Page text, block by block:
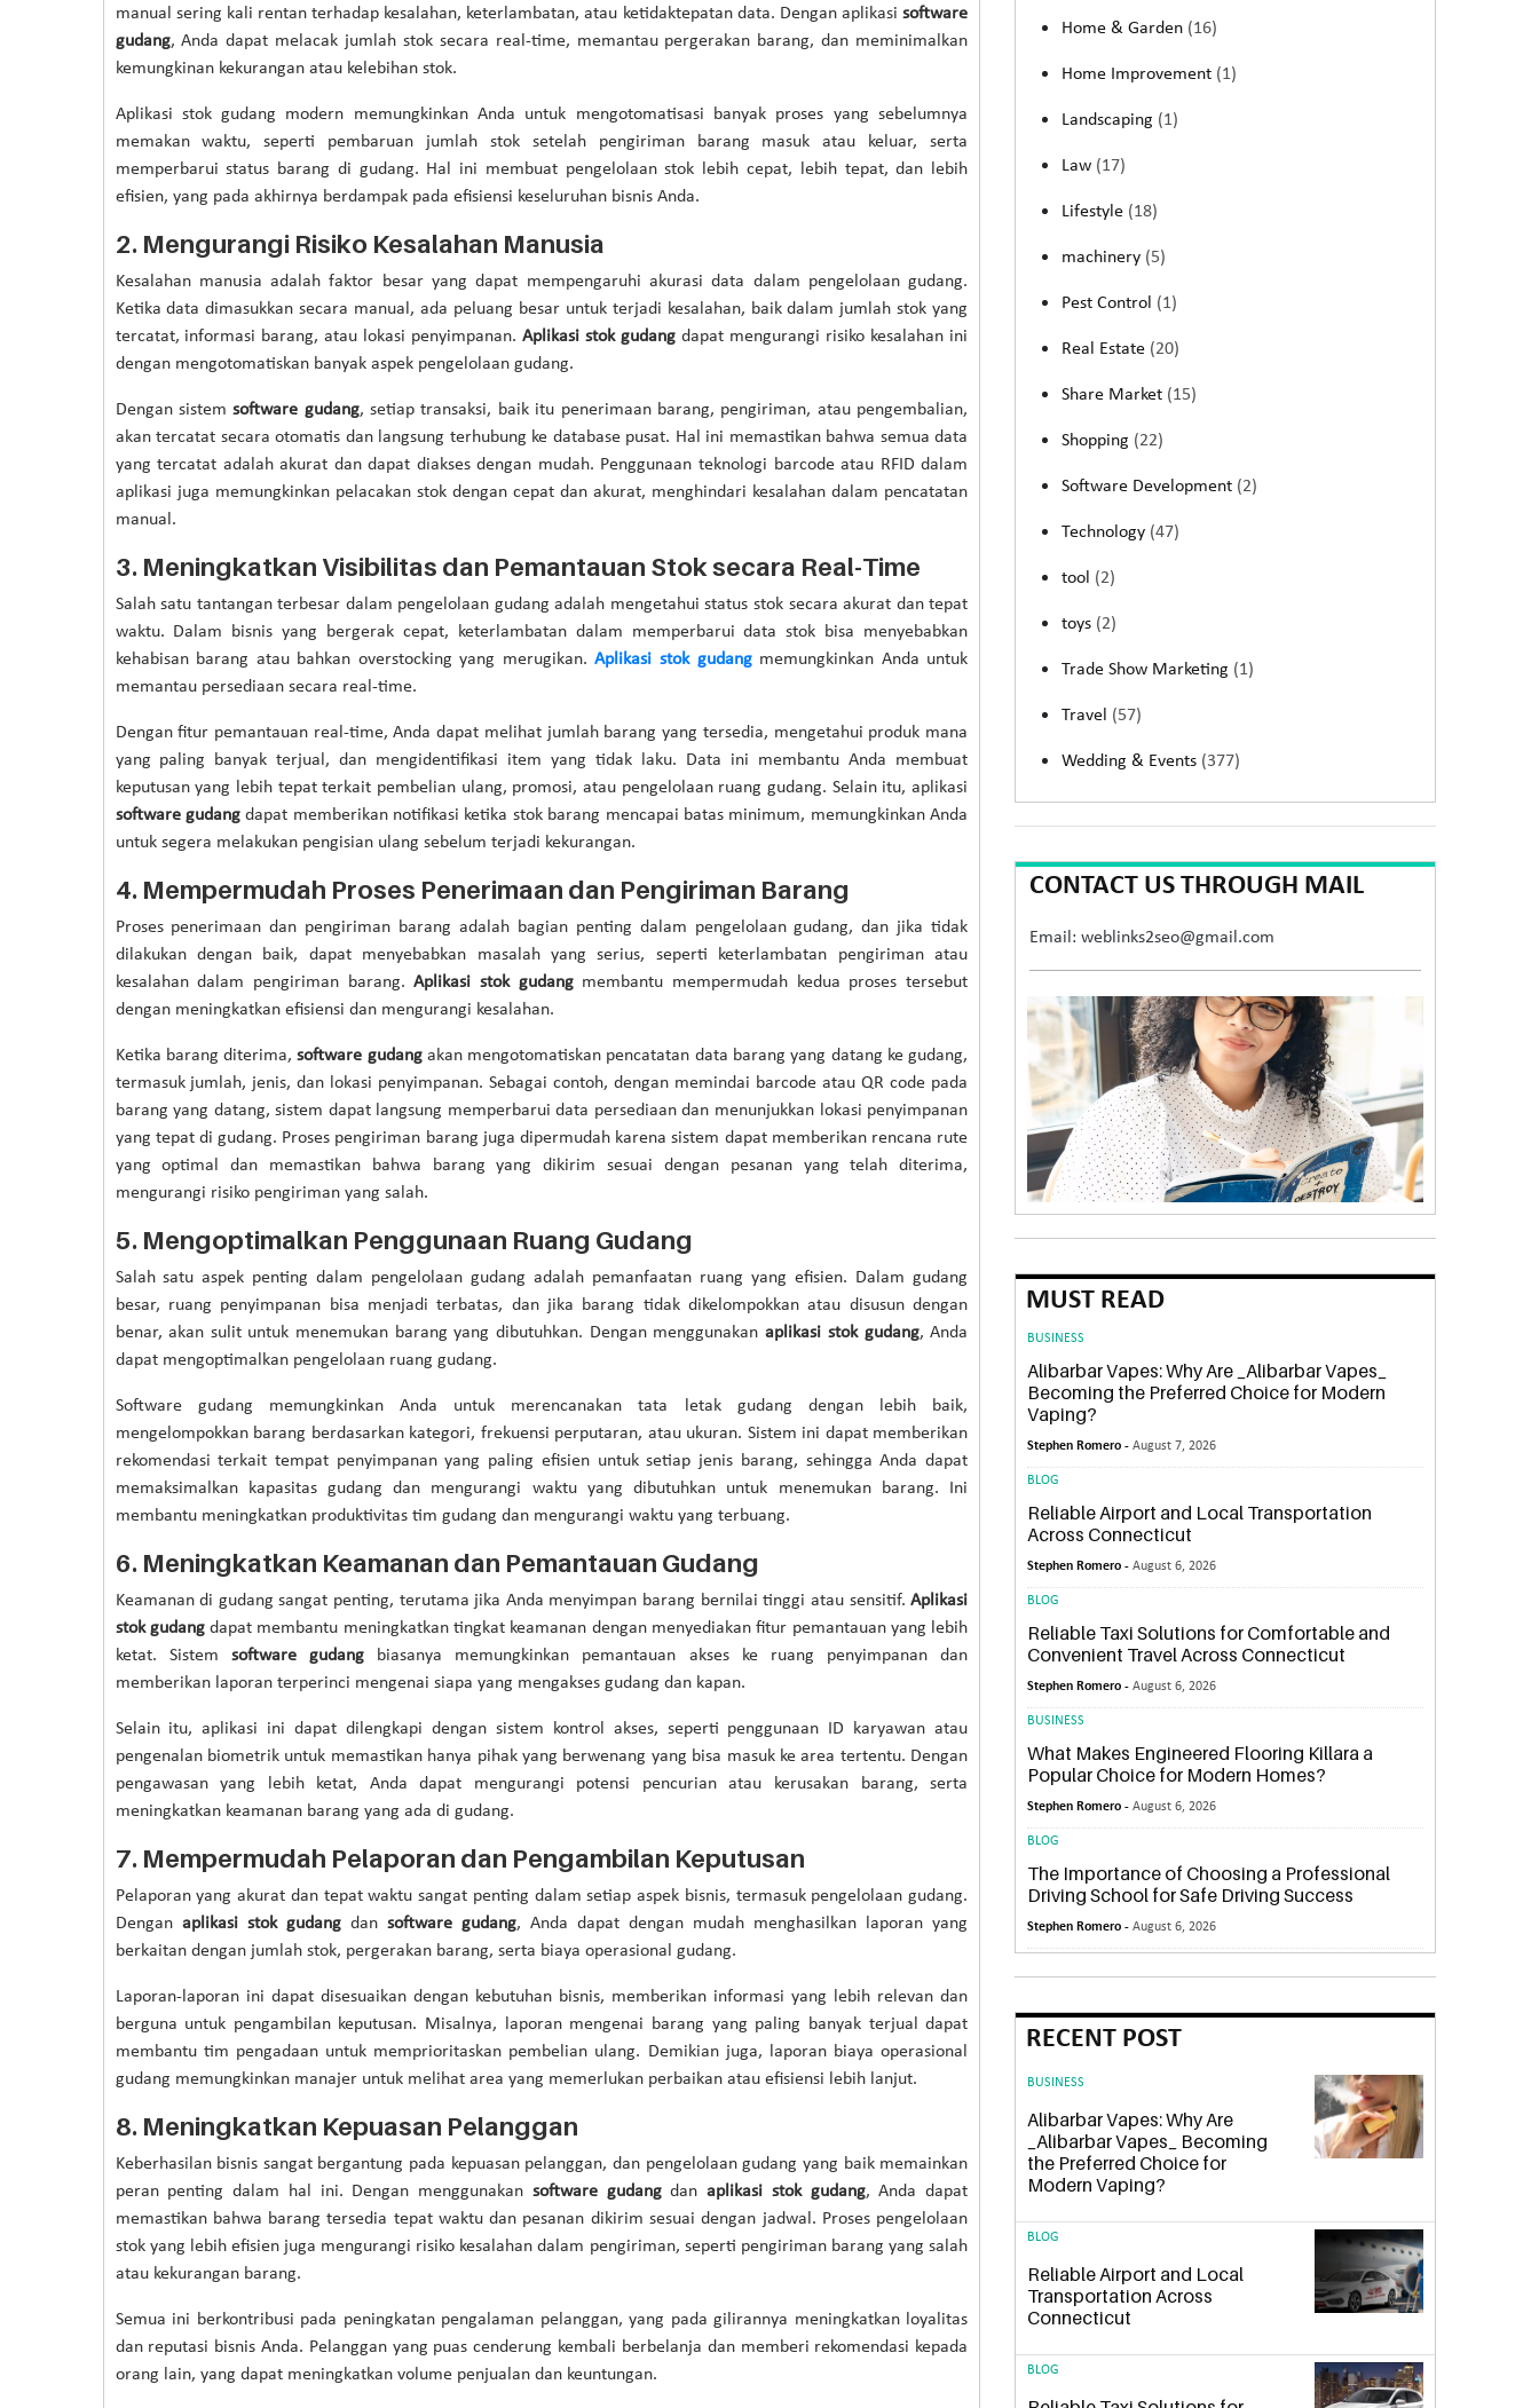
manual sering kali rentan terhadap kesalahan, keterlambatan, atau ketidaktepatan data. Dengan aplikasisoftware
gudang, Anda dapat melacak jumlah stok secara real-time, memantau pergerakan barang, dan meminimalkan
kemungkinan kekurangan atau kelebihan stok.
Aplikasi stok gudang modern memungkinkan Anda untuk mengotomatisasi banyak proses yang sebelumnya
memakan waktu, seperti pembaruan jumlah stok setelah pengiriman barang masuk atau keluar, serta
memperbarui status barang di gudang. Hal ini membuat pengelolaan stok lebih cepat, lebih tepat, dan lebih
efisien, yang pada akhirnya berdampak pada efisiensi keseluruhan bisnis Anda.
2. Mengurangi Risiko Kesalahan Manusia
Kesalahan manusia adalah faktor besar yang dapat mempengaruhi akurasi data dalam pengelolaan gudang.
Ketika data dimasukkan secara manual, ada peluang besar untuk terjadi kesalahan, baik dalam jumlah stok yang
tercatat, informasi barang, atau lokasi penyimpanan.Aplikasi stok gudang dapat mengurangi risiko kesalahan ini
dengan mengotomatiskan banyak aspek pengelolaan gudang.
Dengan sistemsoftware gudang, setiap transaksi, baik itu penerimaan barang, pengiriman, atau pengembalian,
akan tercatat secara otomatis dan langsung terhubung ke database pusat. Hal ini memastikan bahwa semua data
yang tercatat adalah akurat dan dapat diakses dengan mudah. Penggunaan teknologi barcode atau RFID dalam
aplikasi juga memungkinkan pelacakan stok dengan cepat dan akurat, menghindari kesalahan dalam pencatatan
manual.
3. Meningkatkan Visibilitas dan Pemantauan Stok secara Real-Time
Salah satu tantangan terbesar dalam pengelolaan gudang adalah mengetahui status stok secara akurat dan tepat
waktu. Dalam bisnis yang bergerak cepat, keterlambatan dalam memperbarui data stok bisa menyebabkan
kehabisan barang atau bahkan overstocking yang merugikan.Aplikasi stok gudangmemungkinkan Anda untuk
memantau persediaan secara real-time.
Dengan fitur pemantauan real-time, Anda dapat melihat jumlah barang yang tersedia, mengetahui produk mana
yang paling banyak terjual, dan mengidentifikasi item yang tidak laku. Data ini membantu Anda membuat
keputusan yang lebih tepat terkait pembelian ulang, promosi, atau pengelolaan ruang gudang. Selain itu, aplikasi
software gudangdapat memberikan notifikasi ketika stok barang mencapai batas minimum, memungkinkan Anda
untuk segera melakukan pengisian ulang sebelum terjadi kekurangan.
4. Mempermudah Proses Penerimaan dan Pengiriman Barang
Proses penerimaan dan pengiriman barang adalah bagian penting dalam pengelolaan gudang, dan jika tidak
dilakukan dengan baik, dapat menyebabkan masalah yang serius, seperti keterlambatan pengiriman atau
kesalahan dalam pengiriman barang.Aplikasi stok gudangmembantu mempermudah kedua proses tersebut
dengan meningkatkan efisiensi dan mengurangi kesalahan.
Ketika barang diterima,software gudangakan mengotomatiskan pencatatan data barang yang datang ke gudang,
termasuk jumlah, jenis, dan lokasi penyimpanan. Sebagai contoh, dengan memindai barcode atau QR code pada
barang yang datang, sistem dapat langsung memperbarui data persediaan dan menunjukkan lokasi penyimpanan
yang tepat di gudang. Proses pengiriman barang juga dipermudah karena sistem dapat memberikan rencana rute
yang optimal dan memastikan bahwa barang yang dikirim sesuai dengan pesanan yang telah diterima,
mengurangi risiko pengiriman yang salah.
5. Mengoptimalkan Penggunaan Ruang Gudang
Salah satu aspek penting dalam pengelolaan gudang adalah pemanfaatan ruang yang efisien. Dalam gudang
besar, ruang penyimpanan bisa menjadi terbatas, dan jika barang tidak dikelompokkan atau disusun dengan
benar, akan sulit untuk menemukan barang yang dibutuhkan. Dengan menggunakanaplikasi stok gudang, Anda
dapat mengoptimalkan pengelolaan ruang gudang.
Software gudang memungkinkan Anda untuk merencanakan tata letak gudang dengan lebih baik,
mengelompokkan barang berdasarkan kategori, frekuensi perputaran, atau ukuran. Sistem ini dapat memberikan
rekomendasi terkait tempat penyimpanan yang paling efisien untuk setiap jenis barang, sehingga Anda dapat
memaksimalkan kapasitas gudang dan mengurangi waktu yang dibutuhkan untuk menemukan barang. Ini
membantu meningkatkan produktivitas tim gudang dan mengurangi waktu yang terbuang.
6. Meningkatkan Keamanan dan Pemantauan Gudang
Keamanan di gudang sangat penting, terutama jika Anda menyimpan barang bernilai tinggi atau sensitif.Aplikasi
stok gudangdapat membantu meningkatkan tingkat keamanan dengan menyediakan fitur pemantauan yang lebih
ketat. Sistem software gudangbiasanya memungkinkan pemantauan akses ke ruang penyimpanan dan
memberikan laporan terperinci mengenai siapa yang mengakses gudang dan kapan.
Selain itu, aplikasi ini dapat dilengkapi dengan sistem kontrol akses, seperti penggunaan ID karyawan atau
pengenalan biometrik untuk memastikan hanya pihak yang berwenang yang bisa masuk ke area tertentu. Dengan
pengawasan yang lebih ketat, Anda dapat mengurangi potensi pencurian atau kerusakan barang, serta
meningkatkan keamanan barang yang ada di gudang.
7. Mempermudah Pelaporan dan Pengambilan Keputusan
Pelaporan yang akurat dan tepat waktu sangat penting dalam setiap aspek bisnis, termasuk pengelolaan gudang.
Dengan aplikasi stok gudangdan software gudang, Anda dapat dengan mudah menghasilkan laporan yang
berkaitan dengan jumlah stok, pergerakan barang, serta biaya operasional gudang.
Laporan-laporan ini dapat disesuaikan dengan kebutuhan bisnis, memberikan informasi yang lebih relevan dan
berguna untuk pengambilan keputusan. Misalnya, laporan mengenai barang yang paling banyak terjual dapat
membantu tim pengadaan untuk memprioritaskan pembelian ulang. Demikian juga, laporan biaya operasional
gudang memungkinkan manajer untuk melihat area yang memerlukan perbaikan atau efisiensi lebih lanjut.
8. Meningkatkan Kepuasan Pelanggan
Keberhasilan bisnis sangat bergantung pada kepuasan pelanggan, dan pengelolaan gudang yang baik memainkan
peran penting dalam hal ini. Dengan menggunakan software gudangdanaplikasi stok gudang, Anda dapat
memastikan bahwa barang tersedia tepat waktu dan pesanan dikirim sesuai dengan jadwal. Proses pengelolaan
stok yang lebih efisien juga mengurangi risiko kesalahan dalam pengiriman, seperti pengiriman barang yang salah
atau kekurangan barang.
Semua ini berkontribusi pada peningkatan pengalaman pelanggan, yang pada gilirannya meningkatkan loyalitas
dan reputasi bisnis Anda. Pelanggan yang puas cenderung kembali berbelanja dan memberi rekomendasi kepada
orang lain, yang dapat meningkatkan volume penjualan dan keuntungan.
Home & Garden (16)
Home Improvement (1)
Landscaping (1)
Law (17)
Lifestyle (18)
machinery (5)
Pest Control (1)
Real Estate (20)
Share Market (15)
Shopping (22)
Software Development (2)
Technology (47)
tool (2)
toys (2)
Trade Show Marketing (1)
Travel (57)
Wedding & Events (377)
CONTACT US THROUGH MAIL
Email: weblinks2seo@gmail.com
MUST READ
BUSINESS
Alibarbar Vapes: Why Are _Alibarbar Vapes_
Becoming the Preferred Choice for Modern
Vaping?
Stephen Romero -August 7, 2026
BLOG
Reliable Airport and Local Transportation
Across Connecticut
Stephen Romero -August 6, 2026
BLOG
Reliable Taxi Solutions for Comfortable and
Convenient Travel Across Connecticut
Stephen Romero -August 6, 2026
BUSINESS
What Makes Engineered Flooring Killara a
Popular Choice for Modern Homes?
Stephen Romero -August 6, 2026
BLOG
The Importance of Choosing a Professional
Driving School for Safe Driving Success
Stephen Romero -August 6, 2026
RECENT POST
BUSINESS
Alibarbar Vapes: Why Are
_Alibarbar Vapes_ Becoming
the Preferred Choice for
Modern Vaping?
BLOG
Reliable Airport and Local
Transportation Across
Connecticut
BLOG